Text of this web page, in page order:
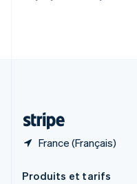
France (Français)
Produits et tarifs